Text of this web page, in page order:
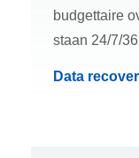
budgettaire
staan 24/7/
Data